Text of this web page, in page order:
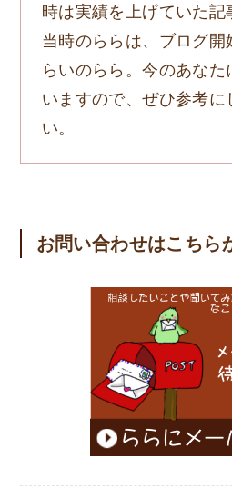
時は実績を上げていた記
当時のららは、ブログ開
らいのらら。今のあなた
いますので、ぜひ参考に
い。
お問い合わせはこちら